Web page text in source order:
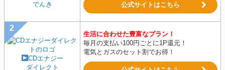
でんき
公式サイトはこちら
CDエナジー
ダイレクト
生活に合わせた豊富なプラン！
毎月の支払い100円ごとに1P還元！
電気とガスのセット割でお得！